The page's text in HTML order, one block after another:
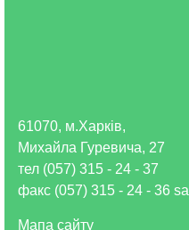
61070, м.Харків,
Михайла Гуревича, 27
тел (057) 315 - 24 - 37
факс (057) 315 - 24 - 36
Мапа сайту